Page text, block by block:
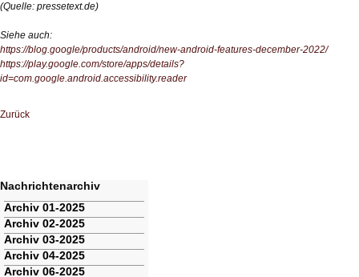
(Quelle: pressetext.de)
Siehe auch:
https://blog.google/products/android/new-android-features-december-2022/
https://play.google.com/store/apps/details?
id=com.google.android.accessibility.reader
Zurück
Nachrichtenarchiv
Navigation
überspringen
Archiv 01-2025
Archiv 02-2025
Archiv 03-2025
Archiv 04-2025
Archiv 06-2025